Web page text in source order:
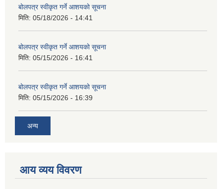
बोलपत्र स्वीकृत गर्ने आशयको सूचना
मिति: 05/18/2026 - 14:41
बोलपत्र स्वीकृत गर्ने आशयको सूचना
मिति: 05/15/2026 - 16:41
बोलपत्र स्वीकृत गर्ने आशयको सूचना
मिति: 05/15/2026 - 16:39
अन्य
आय व्यय विवरण